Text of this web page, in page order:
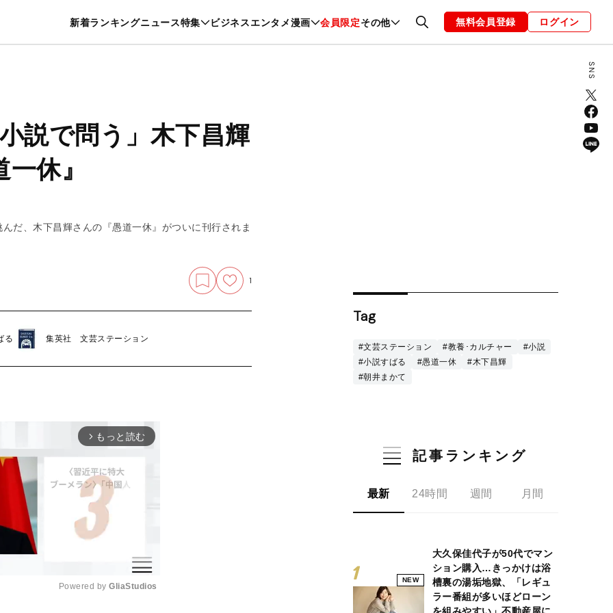
新着ランキングニュース特集 ビジネスエンタメ漫画 会員限定その他
暮らし スポーツ ヘルスケア 美容 グルメ ファッション 恋愛・結婚 編集部 お知らせ
無料会員登録 ログイン
説で問う」木下昌輝
休』
だ、木下昌輝さんの『愚道一休』がついに刊行されま
1
る 集英社 文芸ステーション
arrow_forward_ios もっと読む
Powered by GliaStudios
Tag
#文芸ステーション #教養･カルチャー
#小説
#小説すばる
#愚道一休
#木下昌輝
#朝井まかて
記事ランキング
最新 24時間 週間 月間
NEW
大久保佳代子が50代でマン
ション購入…きっかけは浴
槽裏の湯垢地獄、「レギュ
ラー番組が多いほどローン